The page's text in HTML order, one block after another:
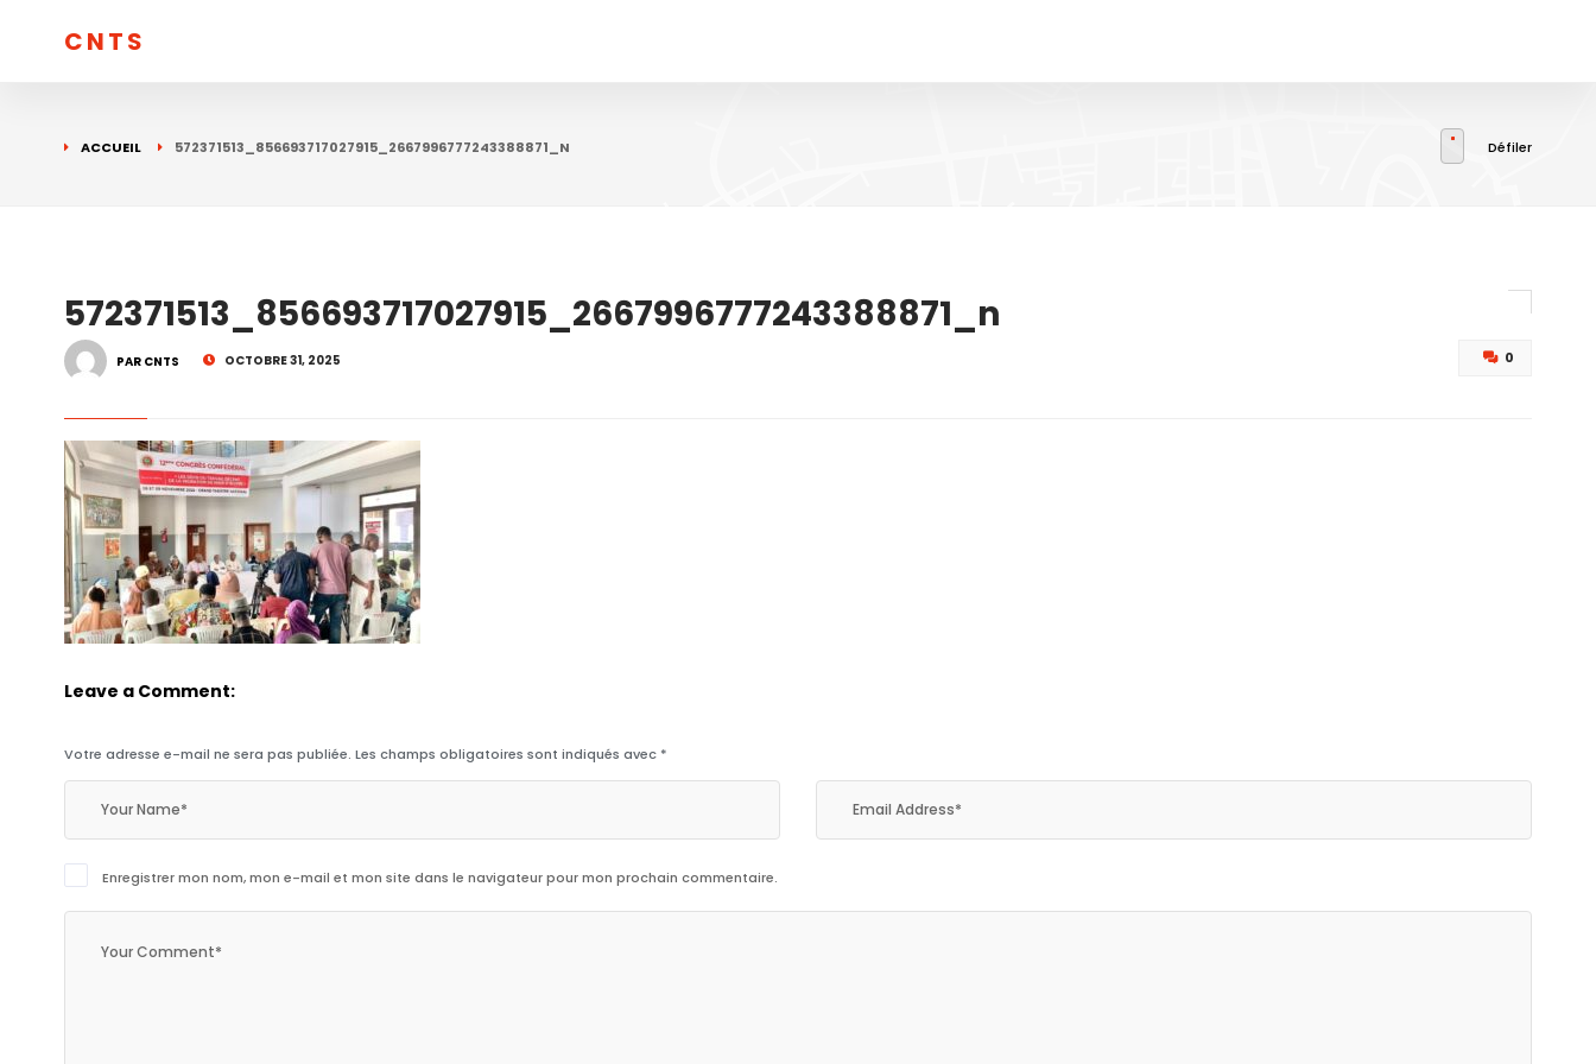
CNTS
ACCUEIL 572371513_856693717027915_2667996777243388871_N Défiler
572371513_856693717027915_2667996777243388871_n
PAR CNTS OCTOBRE 31, 2025 0
Leave a Comment:
Votre adresse e-mail ne sera pas publiée. Les champs obligatoires sont indiqués avec *
Enregistrer mon nom, mon e-mail et mon site dans le navigateur pour mon prochain commentaire.